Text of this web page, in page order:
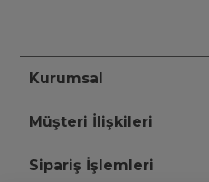
Kurumsal
Müşteri İlişkileri
Sipariş İşlemleri